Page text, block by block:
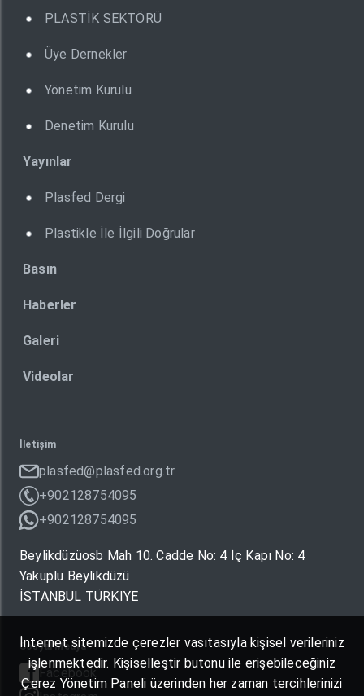
PLASTİK SEKTÖRÜ
Üye Dernekler
Yönetim Kurulu
Denetim Kurulu
Yayınlar
Plasfed Dergi
Plastikle İle İlgili Doğrular
Basın
Haberler
Galeri
Videolar
İletişim
plasfed@plasfed.org.tr
+902128754095
+902128754095
Beylikdüzüosb Mah 10. Cadde No: 4 İç Kapı No: 4
Yakuplu Beylikdüzü
İSTANBUL TÜRKIYE
Sosyal Medya
Facebook
İnternet sitemizde çerezler vasıtasıyla kişisel verileriniz
işlenmektedir. Kişiselleştir butonu ile erişebileceğiniz
Çerez Yönetim Paneli üzerinden her zaman tercihlerinizi